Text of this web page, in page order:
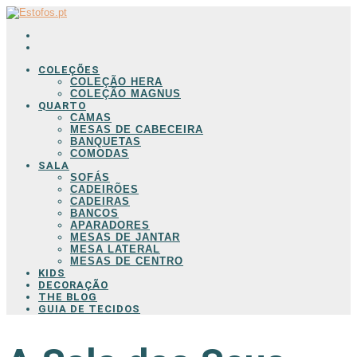
COLEÇÕES
COLEÇÃO HERA
COLEÇÃO MAGNUS
QUARTO
CAMAS
MESAS DE CABECEIRA
BANQUETAS
COMODAS
SALA
SOFÁS
CADEIRÕES
CADEIRAS
BANCOS
APARADORES
MESAS DE JANTAR
MESA LATERAL
MESAS DE CENTRO
KIDS
DECORAÇÃO
THE BLOG
GUIA DE TECIDOS